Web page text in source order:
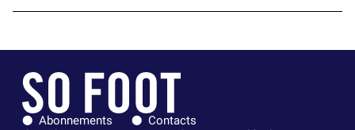
Abonnements
Contacts